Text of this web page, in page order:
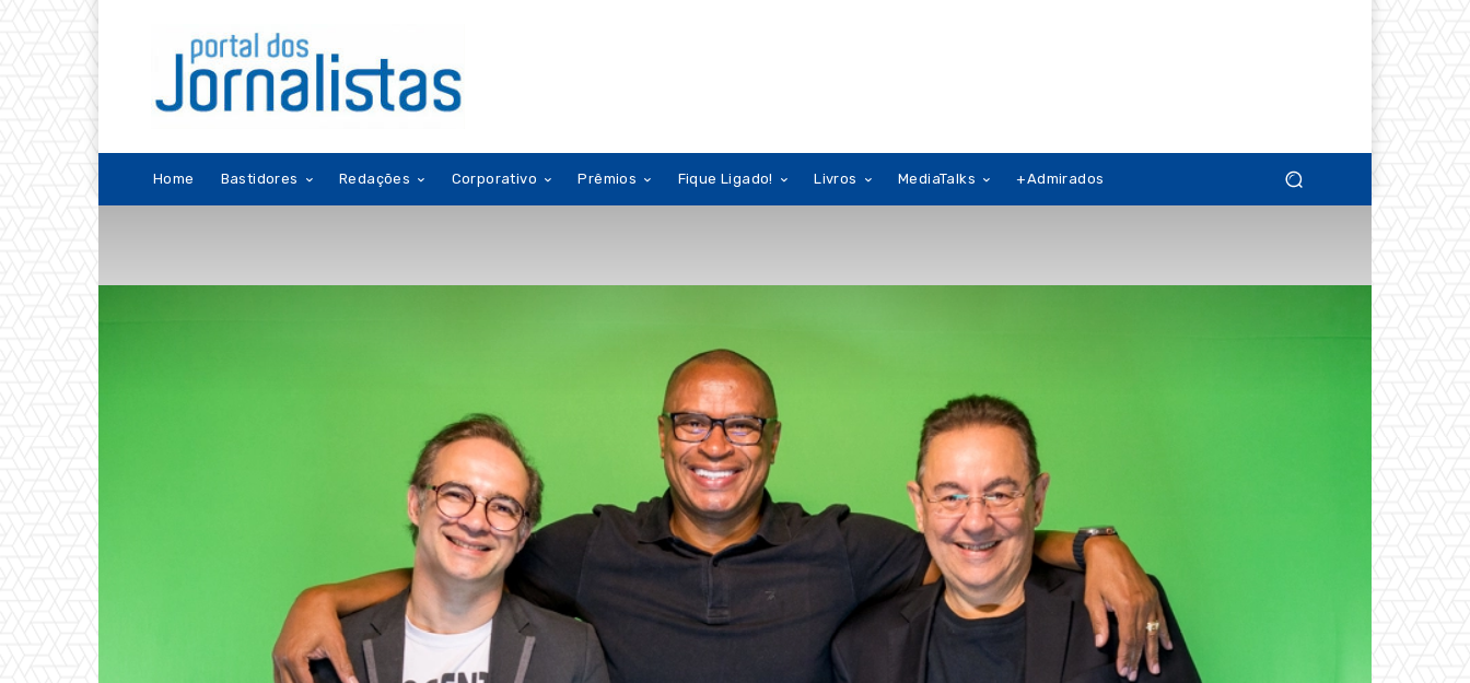
Home Bastidores Redações Corporativo Prêmios Fique Ligado! Livros MediaTalks +Admirados